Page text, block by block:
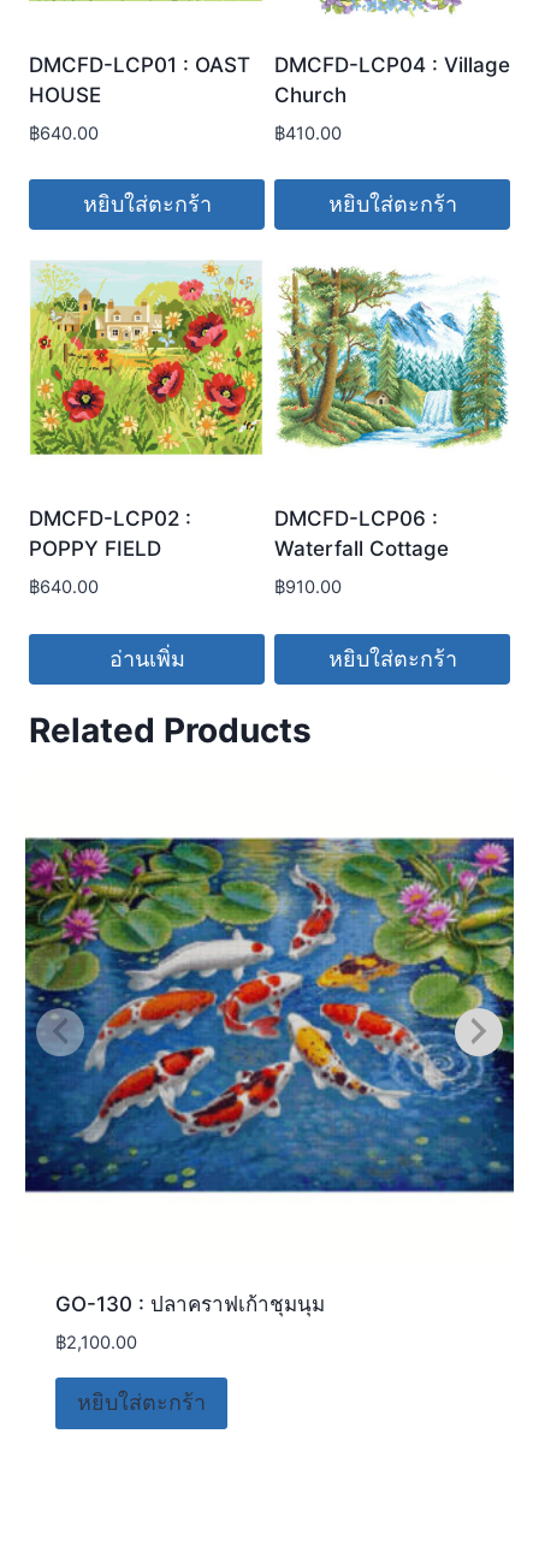
DMCFD-LCP01 : OAST
HOUSE
฿640.00
หยิบใส่ตะกร้า
DMCFD-LCP04 : Village
Church
฿410.00
หยิบใส่ตะกร้า
DMCFD-LCP02 :
POPPY FIELD
฿640.00
อ่านเพิ่ม
DMCFD-LCP06 :
Waterfall Cottage
฿910.00
หยิบใส่ตะกร้า
Related Products
GO-130 : ปลาคราฟเก้าชุมนุม
฿2,100.00
หยิบใส่ตะกร้า